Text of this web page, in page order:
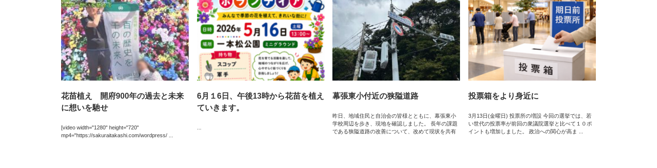
花苗植え 開府900年の過去と未来
に想いを馳せ
[video width="1280" height="720"
mp4="https://sakuraitakashi.com/wordpress/ ...
6月１6日、午後13時から花苗を植え
ていきます。
幕張東小付近の狭隘道路
昨日、地域住民と自治会の皆様とともに、幕張東小
学校周辺を歩き、現地を確認しました。 長年の課題
である狭隘道路の改善について、改めて現状を共有
投票箱をより身近に
3月13日(金曜日) 投票所の増設 今回の選挙では、若
い世代の投票率が前回の衆議院選挙と比べて１０ポ
イントも増加しました。 政治への関心が高ま ...